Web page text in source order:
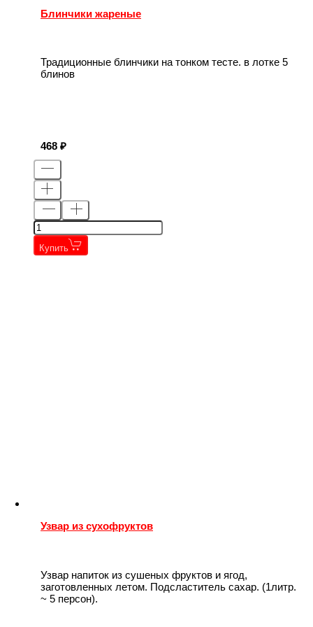
Блинчики жареные
Традиционные блинчики на тонком тесте. в лотке 5
блинов
468
Купить
Узвар из сухофруктов
Узвар напиток из сушеных фруктов и ягод,
заготовленных летом. Подсластитель сахар. (1литр.
~ 5 персон).